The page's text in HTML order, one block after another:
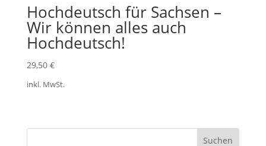
Hochdeutsch für Sachsen –
Wir können alles auch
Hochdeutsch!
29,50 €
inkl. MwSt.